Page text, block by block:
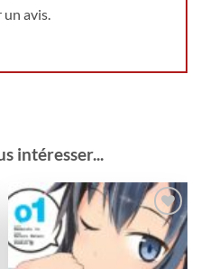
avis.
intéresser...
Ajouter
à la
wishlist